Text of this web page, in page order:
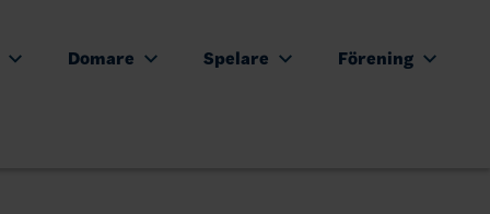
Domare Spelare Förening